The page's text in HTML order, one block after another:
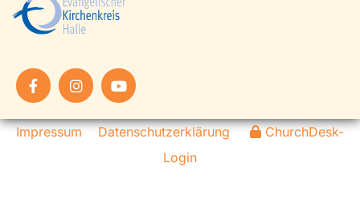
Impressum Datenschutzerklärung
ChurchDesk-
Login